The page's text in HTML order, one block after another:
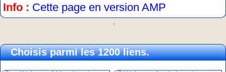
Info : Cette page en version AMP
.
Choisis parmi les 1200 liens.